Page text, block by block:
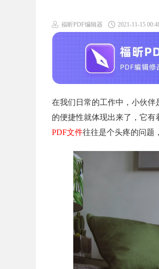
福昕PDF编辑器 2021-11-15
在我们日常的工作中，小伙伴
的便捷性就体现出来了，它
PDF文件往往是个头疼的问题